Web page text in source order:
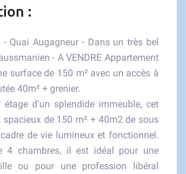
:
- Quai Augagneur - Dans un très bel
- A VENDRE Appartement
surface de 150 m² avec un accès à
40m² + grenier.
étage d'un splendide immeuble, cet
spacieux de 150 m² + 40m2 de sous
de vie lumineux et fonctionnel.
4 chambres, il est idéal pour une
ou pour une profession libéral